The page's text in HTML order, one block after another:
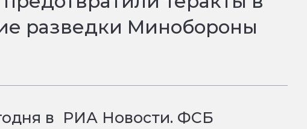
разведки Минобороны
в РИА Новости. ФСБ